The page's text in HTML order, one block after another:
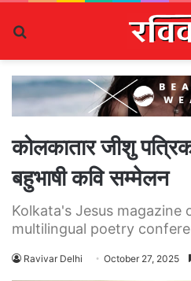
कोलकातार जीशु
बहुभाषी कवि सम्मेलन
Kolkata's Jesus magazine
multilingual poetry
Ravivar Delhi October 27, 2025